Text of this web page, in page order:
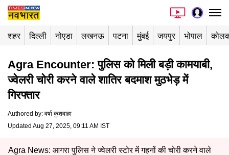
शहर दिल्ली नोएडा लखनऊ पटना मुंबई जयपुर भोपाल
Agra Encounter: पुलिस को मिली बड़ी कामयाबी,
ज्वेलरी चोरी करने वाले शातिर बदमाश मुठभेड़ में
गिरफ्तार
Authored by: वर्षा कुशवाहा
Updated Aug 27, 2025, 09:11 AM IST
Agra News: आगरा पुलिस ने ज्वेलरी स्टोर में गहनों की चोरी करने वाले